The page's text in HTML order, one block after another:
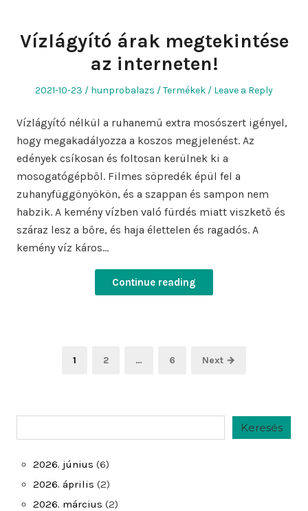
Vízlágyító árak megtekintése
az interneten!
Posted
2021-10-23 Author
hunprobalazs
Posted
Termékek Leave a Reply
Vízlágyító nélkül a ruhanemű extra mosószert igényel,
hogy megakadályozza a koszos megjelenést. Az
edények csíkosan és foltosan kerülnek ki a
mosogatógépből. Filmes söpredék épül fel a
zuhanyfüggönyökön, és a szappan és sampon nem
habzik. A kemény vízben való fürdés miatt viszkető és
száraz lesz a bőre, és haja élettelen és ragadós. A
kemény víz káros…
Continue reading
Bejegyzések
Page
1 Page
2 … Page
6 Next →
Keresés
2026. június (6)
2026. április (2)
2026. március (2)